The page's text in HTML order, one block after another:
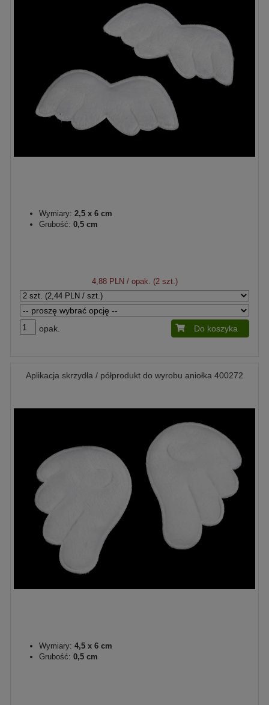
Wymiary: 2,5 x 6 cm
Grubość: 0,5 cm
4,88 PLN/ opak. (2 szt.)
opak. Do koszyka
Aplikacja skrzydła / półprodukt do wyrobu aniołka 400272
Wymiary: 4,5 x 6 cm
Grubość: 0,5 cm